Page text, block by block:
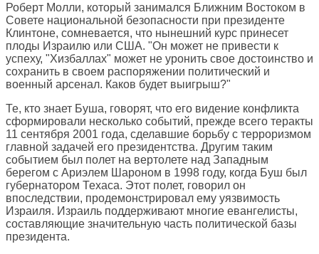
Роберт Молли, который занимался Ближним Востоком в
Совете национальной безопасности при президенте
Клинтоне, сомневается, что нынешний курс принесет
плоды Израилю или США. "Он может не привести к
успеху, "Хизбаллах" может не уронить свое достоинство и
сохранить в своем распоряжении политический и
военный арсенал. Каков будет выигрыш?"
Те, кто знает Буша, говорят, что его видение конфликта
сформировали несколько событий, прежде всего теракты
11 сентября 2001 года, сделавшие борьбу с терроризмом
главной задачей его президентства. Другим таким
событием был полет на вертолете над Западным
берегом с Ариэлем Шароном в 1998 году, когда Буш был
губернатором Техаса. Этот полет, говорил он
впоследствии, продемонстрировал ему уязвимость
Израиля. Израиль поддерживают многие евангелисты,
составляющие значительную часть политической базы
президента.